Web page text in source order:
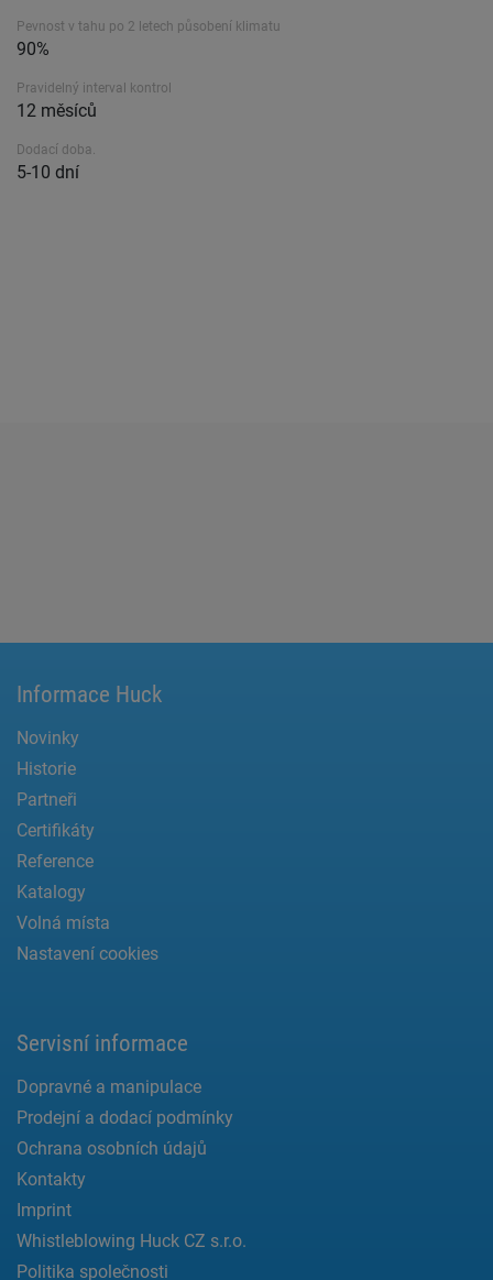
Pevnost v tahu po 2 letech působení klimatu
90%
Pravidelný interval kontrol
12 měsíců
Dodací doba.
5-10 dní
Informace Huck
Novinky
Historie
Partneři
Certifikáty
Reference
Katalogy
Volná místa
Nastavení cookies
Servisní informace
Dopravné a manipulace
Prodejní a dodací podmínky
Ochrana osobních údajů
Kontakty
Imprint
Whistleblowing Huck CZ s.r.o.
Politika společnosti